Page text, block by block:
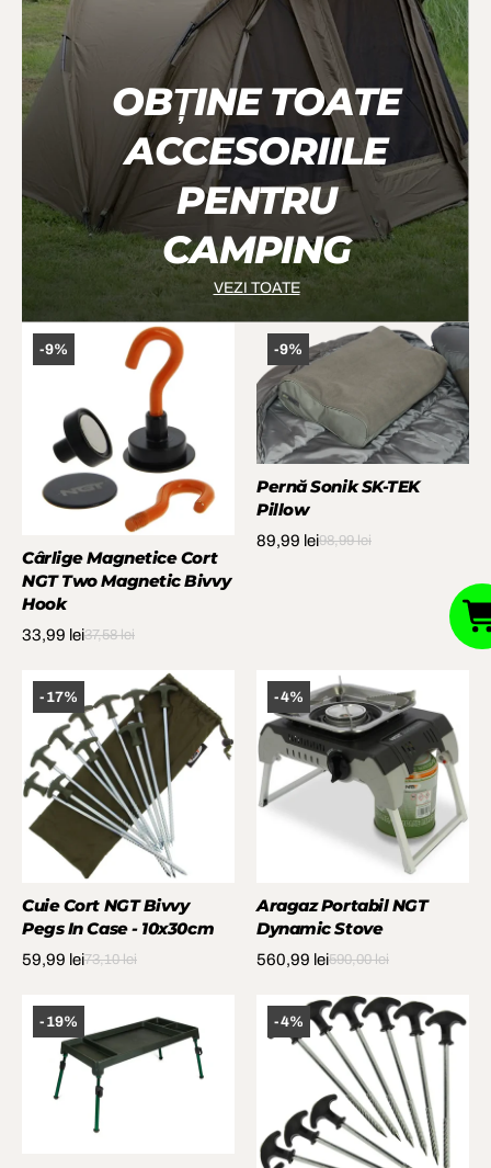
OBȚINE TOATE
ACCESORIILE
PENTRU
CAMPING
VEZI TOATE
-9%
Cârlige Magnetice Cort
NGT Two Magnetic Bivvy
Hook
33,99 lei37,58 lei
-9%
Pernă Sonik SK-TEK
Pillow
89,99 lei98,99 lei
-17%
Cuie Cort NGT Bivvy
Pegs In Case - 10x30cm
59,99 lei73,10 lei
-4%
Aragaz Portabil NGT
Dynamic Stove
560,99 lei590,00 lei
-19% -4%